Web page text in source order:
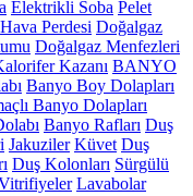
Elektrikli Soba Pelet
Hava Perdesi Doğalgaz
Doğalgaz Menfezleri
Kazanı BANYO
Banyo Boy Dolapları
Banyo Dolapları
Banyo Rafları Duş
Jakuziler Küvet Duş
Duş Kolonları Sürgülü
Lavabolar